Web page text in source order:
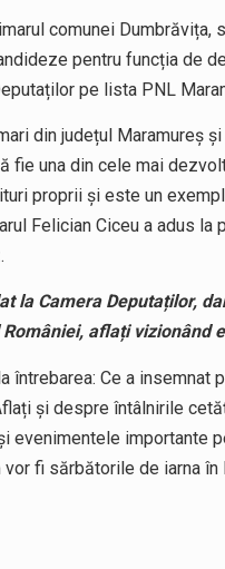
comunei
pentru funcția de
pe lista PNL
din județul Maramureș
fie una din cele mai
proprii și este un
Felician Ciceu a adus
la Camera Deputaților,
aflați vizionând
întrebarea: Ce a
și despre întâlnirile
importante
fi sărbătorile de iarna în